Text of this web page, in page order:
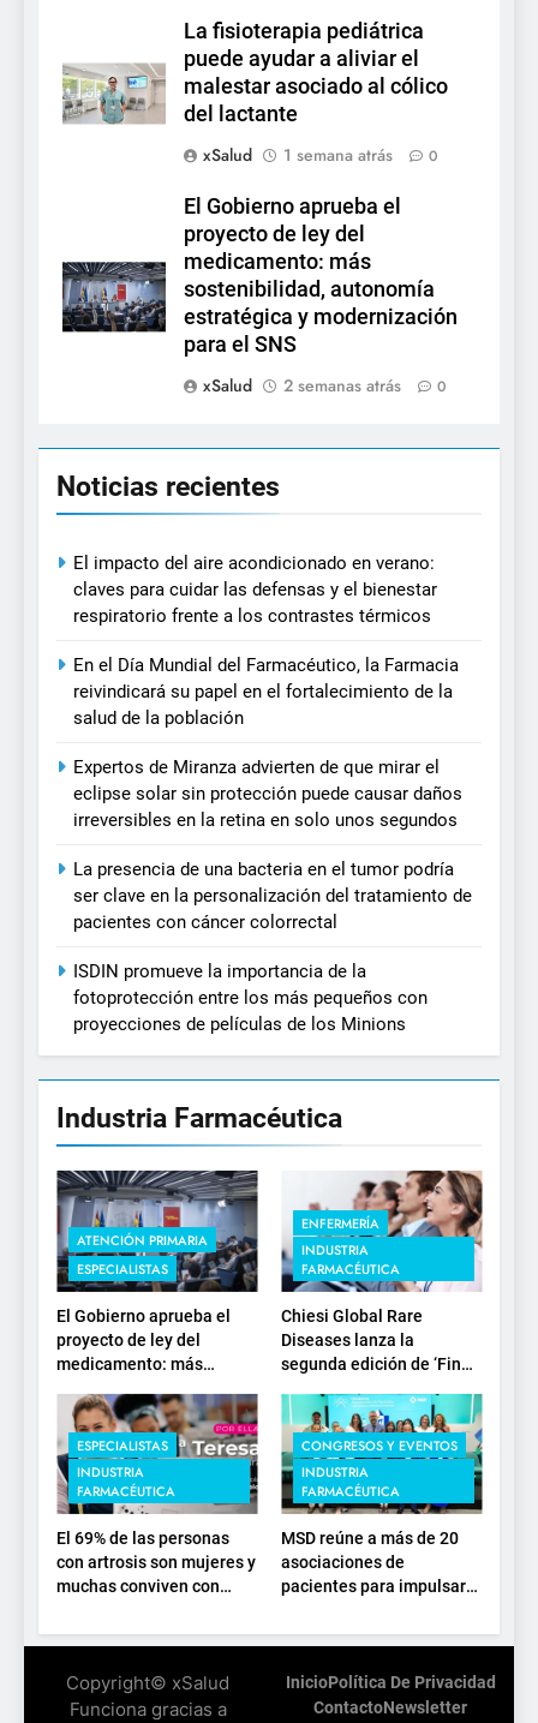
La fisioterapia pediátrica
puede ayudar a aliviar el
malestar asociado al cólico
del lactante
xSalud
1 semana atrás 0
El Gobierno aprueba el
proyecto de ley del
medicamento: más
sostenibilidad, autonomía
estratégica y modernización
para el SNS
xSalud
2 semanas atrás 0
Noticias recientes
El impacto del aire acondicionado en verano:
claves para cuidar las defensas y el bienestar
respiratorio frente a los contrastes térmicos
En el Día Mundial del Farmacéutico, la Farmacia
reivindicará su papel en el fortalecimiento de la
salud de la población
Expertos de Miranza advierten de que mirar el
eclipse solar sin protección puede causar daños
irreversibles en la retina en solo unos segundos
La presencia de una bacteria en el tumor podría
ser clave en la personalización del tratamiento de
pacientes con cáncer colorrectal
ISDIN promueve la importancia de la
fotoprotección entre los más pequeños con
proyecciones de películas de los Minions
Industria Farmacéutica
ATENCIÓN PRIMARIA
ESPECIALISTAS
El Gobierno aprueba el
proyecto de ley del
medicamento: más
estratégica y
modernización para el
SNS
ENFERMERÍA
INDUSTRIA
FARMACÉUTICA
Chiesi Global Rare
Diseases lanza la
segunda edición de ‘Find
investigación en
enfermedades de
depósito lisosomal
ESPECIALISTAS
INDUSTRIA
FARMACÉUTICA
El 69% de las personas
con artrosis son mujeres y
muchas conviven con
los 50, en plena etapa
CONGRESOS Y EVENTOS
INDUSTRIA
FARMACÉUTICA
MSD reúne a más de 20
asociaciones de
pacientes para impulsar
presente y el futuro del
Copyright© xSalud
Funciona gracias a
InicioPolítica De Privacidad
ContactoNewsletter